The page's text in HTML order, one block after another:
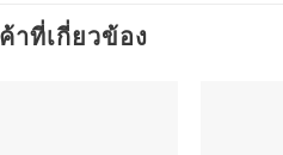
าที่เกี่ยวข้อง